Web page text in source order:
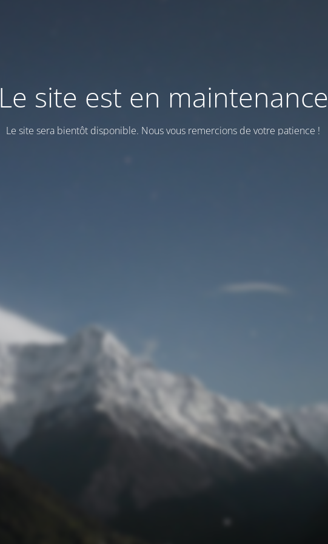
Le site est en maintenance
Le site sera bientôt disponible. Nous vous remercions de votre patience !